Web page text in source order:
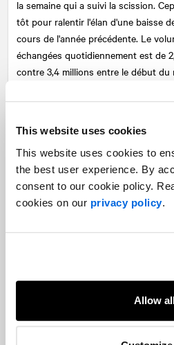
This website uses cookies
This website uses cookies to
the best user experience. By
consent to our cookie policy.
cookies on our privacy policy.
Allow
la semaine qui a suivi la scission.
tôt pour ralentir l'élan d'une baisse
cours de l'année précédente. Le
échangées quotidiennement est de
contre 3,4 millions entre le début
transactions. Depuis le
transactions ont été effectuées
entre le début du mois de juin et le
indiquer un plus grand nombre de
Shopify.
Comme pour toutes les actions, ce
l'action. Cependant, à l'instar
de placement dans Shopify est «
l'action. Apple est connu comme un
consommateurs. Shopify s'est